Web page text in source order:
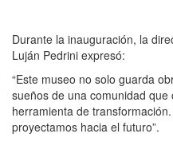
Durante la inauguración, la
Luján Pedrini expresó:
“Este museo no solo guarda
sueños de una comunidad
herramienta de
proyectamos hacia el futuro”.